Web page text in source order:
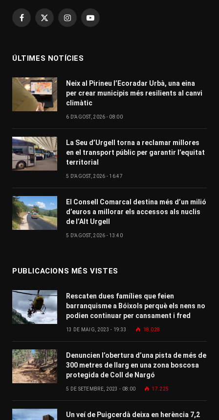
Facebook
X
InstagramYouTube
ÚLTIMES NOTÍCIES
Neix al Pirineu l’Ecoradar Urbà, una eina
per crear municipis més resilients al canvi
climàtic
6 D'AGOST, 2026 - 08:00
La Seu d’Urgell torna a reclamar millores
en el transport públic per garantir l’equitat
territorial
5 D'AGOST, 2026 - 16:47
El Consell Comarcal destina més d’un milió
d’euros a millorar els accessos als nuclis
de l’Alt Urgell
5 D'AGOST, 2026 - 13:40
PUBLICACIONS MÉS VISTES
Rescaten dues famílies que feien
barranquisme a Bóixols perquè els nens no
podien continuar per cansament i fred
13 DE MAIG, 2023 - 19:33 18.028
Denuncien l’obertura d’una pista de més de
300 metres de llarg en una zona boscosa
protegida de Coll de Nargó
5 DE SETEMBRE, 2023 - 08:00 17.225
Un veí de Puigcerdà deixa en herència 7,2